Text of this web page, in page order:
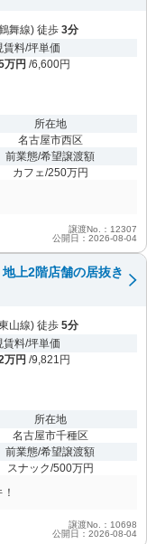
舞線) 徒歩 3分
賃料/坪単価
万円 /6,600円
所在地
名古屋市西区
前業態/希望譲渡額
カフェ/250万円
譲渡No.：12307
公開日：2026-08-04
上2階店舗の居抜き
山線) 徒歩 5分
賃料/坪単価
万円 /9,821円
所在地
名古屋市千種区
前業態/希望譲渡額
スナック/500万円
譲渡No.：10698
公開日：2026-08-04